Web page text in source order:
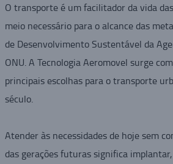
O transporte é um facilitador da vida
meio necessário para o alcance das
de Desenvolvimento Sustentável da
ONU. A Tecnologia Aeromovel surge
principais escolhas para o transporte
século.
Atender às necessidades de hoje sem
das gerações futuras significa